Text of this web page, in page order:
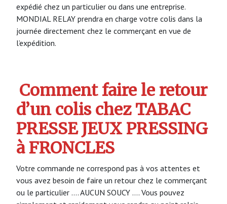
expédié chez un particulier ou dans une entreprise.
MONDIAL RELAY prendra en charge votre colis dans la
journée directement chez le commerçant en vue de
l’expédition.
Comment faire le retour
d’un colis chez TABAC
PRESSE JEUX PRESSING
à FRONCLES
Votre commande ne correspond pas à vos attentes et
vous avez besoin de faire un retour chez le commerçant
ou le particulier …. AUCUN SOUCY …. Vous pouvez